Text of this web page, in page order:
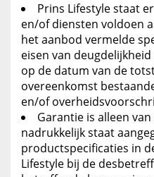
Prins Lifestyle staat
en/of diensten voldoen
het aanbod vermelde
eisen van
op de datum van de
overeenkomst
en/of
Garantie is alleen
nadrukkelijk staat
productspecificaties in
Lifestyle bij de